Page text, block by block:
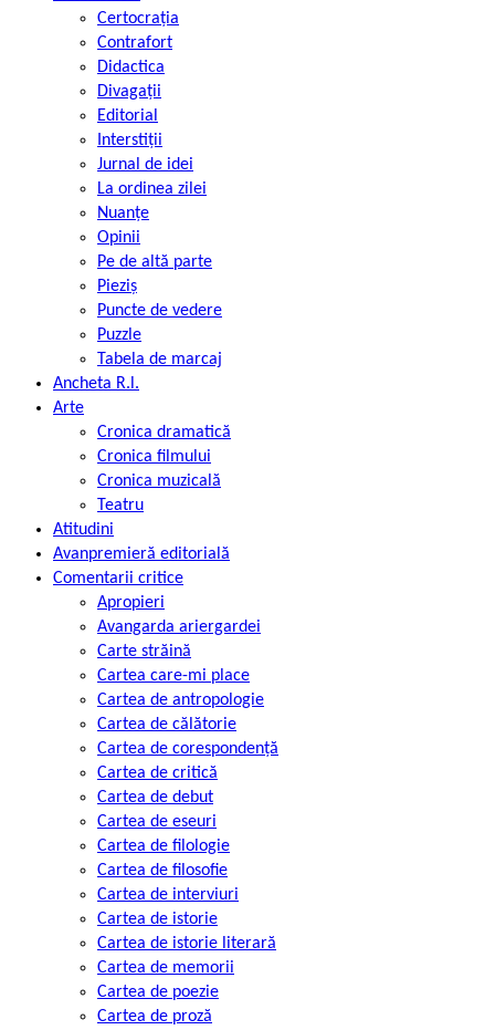
Certocrația
Contrafort
Didactica
Divagații
Editorial
Interstiții
Jurnal de idei
La ordinea zilei
Nuanțe
Opinii
Pe de altă parte
Pieziș
Puncte de vedere
Puzzle
Tabela de marcaj
Ancheta R.l.
Arte
Cronica dramatică
Cronica filmului
Cronica muzicală
Teatru
Atitudini
Avanpremieră editorială
Comentarii critice
Apropieri
Avangarda ariergardei
Carte străină
Cartea care-mi place
Cartea de antropologie
Cartea de călătorie
Cartea de corespondență
Cartea de critică
Cartea de debut
Cartea de eseuri
Cartea de filologie
Cartea de filosofie
Cartea de interviuri
Cartea de istorie
Cartea de istorie literară
Cartea de memorii
Cartea de poezie
Cartea de proză